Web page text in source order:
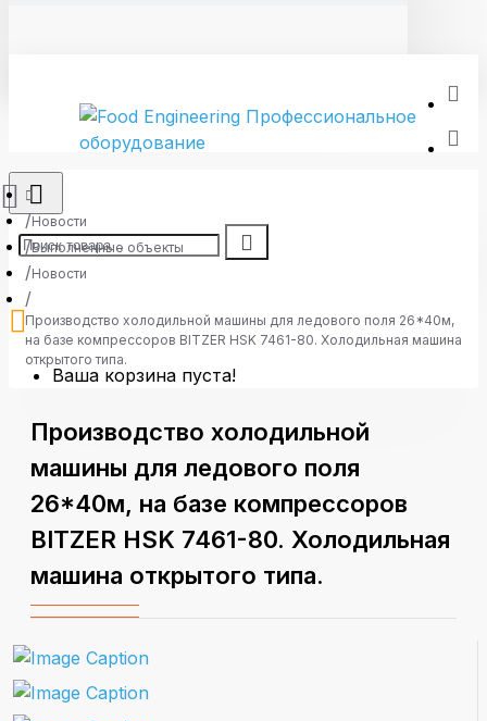
Ваша корзина пуста!
Новости
Выполненные объекты
Новости
Производство холодильной машины для ледового поля 26*40м,
на базе компрессоров BITZER HSK 7461-80. Холодильная машина
открытого типа.
Производство холодильной
машины для ледового поля
26*40м, на базе компрессоров
BITZER HSK 7461-80. Холодильная
машина открытого типа.